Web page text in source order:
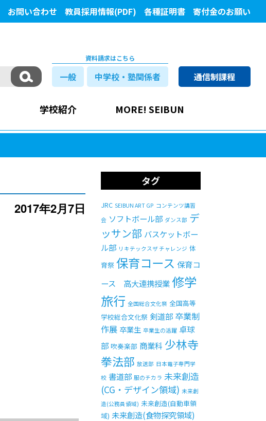
お問い合わせ 教員採用情報(PDF) 各種証明書 寄付金のお願い
資料請求はこちら
一般 中学校・塾関係者 通信制課程
学校紹介 MORE! SEIBUN
2017年2月7日
タグ
JRC SEIBUN ART GP コンテンツ講習
会 ソフトボール部 ダンス部 デ
ッサン部 バスケットボー
ル部 リキテックスザ チャレンジ 体
育祭 保育コース 保育コ
ース 高大連携授業 修学
旅行 全国総合文化祭 全国高等
学校総合文化祭 剣道部 卒業制
作展 卒業生 卒業生の活躍 卓球
部 吹奏楽部 商業科 少林寺
拳法部 放送部 日本電子専門学
校 書道部 服のチカラ 未来創造
(CG・デザイン領域) 未来創
造(公務員領域) 未来創造(自動車領
域) 未来創造(食物探究領域)